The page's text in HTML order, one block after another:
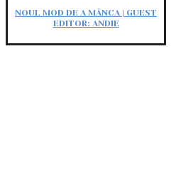
NOUL MOD DE A MÂNCA | GUEST
EDITOR: ANDIE